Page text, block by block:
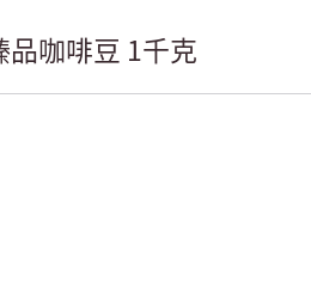
品咖啡豆 1千克